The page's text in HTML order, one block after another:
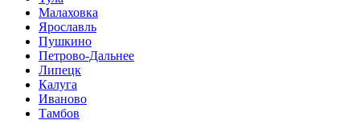
Малаховка
Ярославль
Пушкино
Петрово-Дальнее
Липецк
Калуга
Иваново
Тамбов